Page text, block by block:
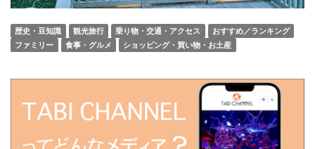
歴史・豆知識 観光旅行 乗り物・交通・アクセス
おすすめ／ランキング
ファミリー
食事・グルメ ショッピング・買い物・お土産